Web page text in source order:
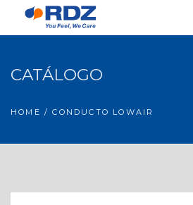
CATÁLOGO
HOME / CONDUCTO LOWAIR